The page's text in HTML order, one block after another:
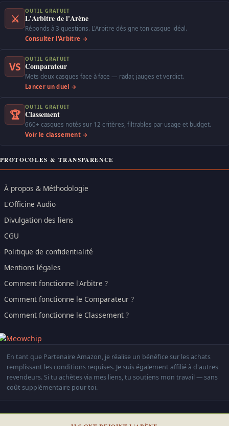
⚔
OUTIL GRATUIT
L'Arbitre de l'Arène
Réponds à 3 questions. L'Arbitre désigne ton casque idéal.
Consulter l'Arbitre →
VS
OUTIL GRATUIT
Comparateur
Mets deux casques face à face — radar, jauges et verdict.
Lancer un duel →
🏆
OUTIL GRATUIT
Classement
660+ casques notés sur 12 critères, filtrables par usage et budget.
Voir le classement →
PROTOCOLES & TRANSPARENCE
À propos & Méthodologie
L'Officine Audio
Divulgation des liens
CGU
Politique de confidentialité
Mentions légales
Comment fonctionne l'Arbitre ?
Comment fonctionne le Comparateur ?
Comment fonctionne le Classement ?
En tant que Partenaire Amazon, je réalise un bénéfice sur les achats
remplissant les conditions requises. Je suis également affilié à d'autres
revendeurs. Si tu achètes via mes liens, tu soutiens mon travail — sans
coût supplémentaire pour toi.